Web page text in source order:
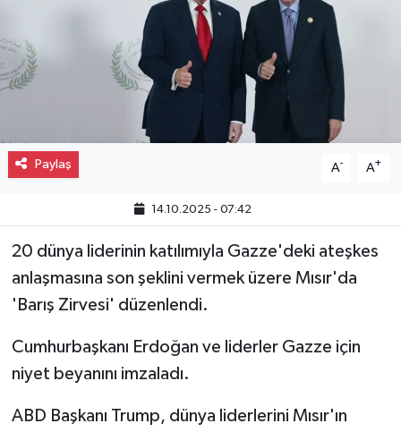
Paylaş A- A+
14.10.2025 - 07:42
20 dünya liderinin katılımıyla Gazze'deki ateşkes
anlaşmasına son şeklini vermek üzere Mısır'da
'Barış Zirvesi' düzenlendi.
Cumhurbaşkanı Erdoğan ve liderler Gazze için
niyet beyanını imzaladı.
ABD Başkanı Trump, dünya liderlerini Mısır'ın